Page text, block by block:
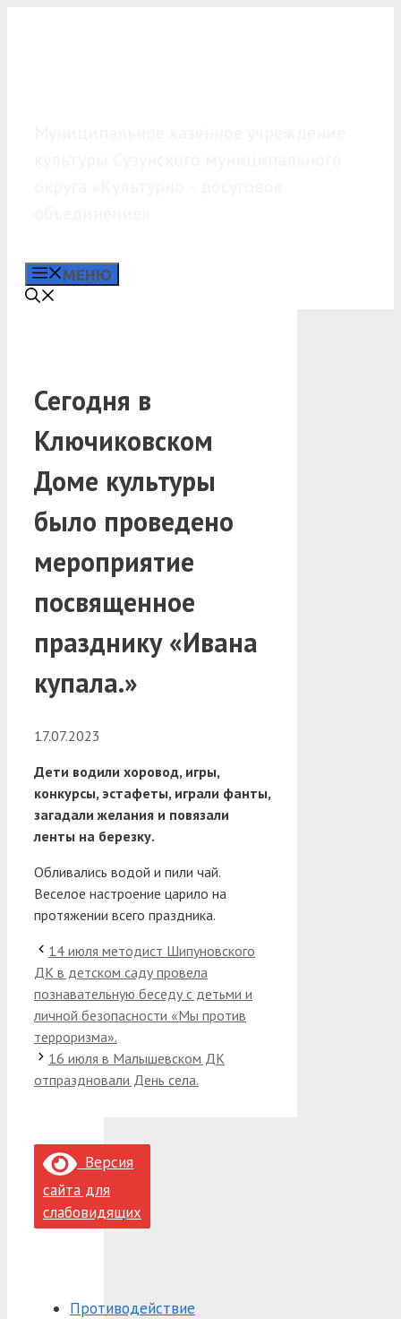
МЕНЮ
Сегодня в
Ключиковском
Доме культуры
было проведено
мероприятие
посвященное
празднику «Ивана
купала.»
17.07.2023
Дети водили хоровод, игры,
конкурсы, эстафеты, играли фанты,
загадали желания и повязали
ленты на березку.
Обливались водой и пили чай.
Веселое настроение царило на
протяжении всего праздника.
14 июля методист Шипуновского
ДК в детском саду провела
познавательную беседу с детьми и
личной безопасности «Мы против
терроризма».
16 июля в Малышевском ДК
отпраздновали День села.
Версия
сайта для
слабовидящих
Противодействие